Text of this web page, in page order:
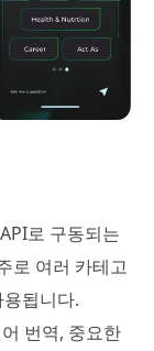
로 구동되는
로 여러 카테고
됩니다.
번역, 중요한